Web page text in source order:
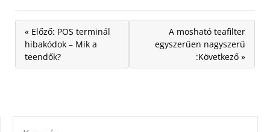
« Előző: POS terminál
hibakódok – Mik a
teendők?
A mosható teafilter
egyszerűen nagyszerű
:Következő »